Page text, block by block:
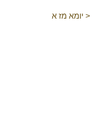
< יומא מז א